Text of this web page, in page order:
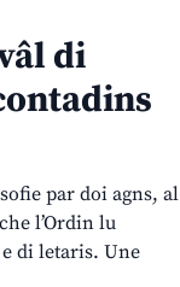
di
par doi agns, al
l’Ordin lu
di letaris. Une